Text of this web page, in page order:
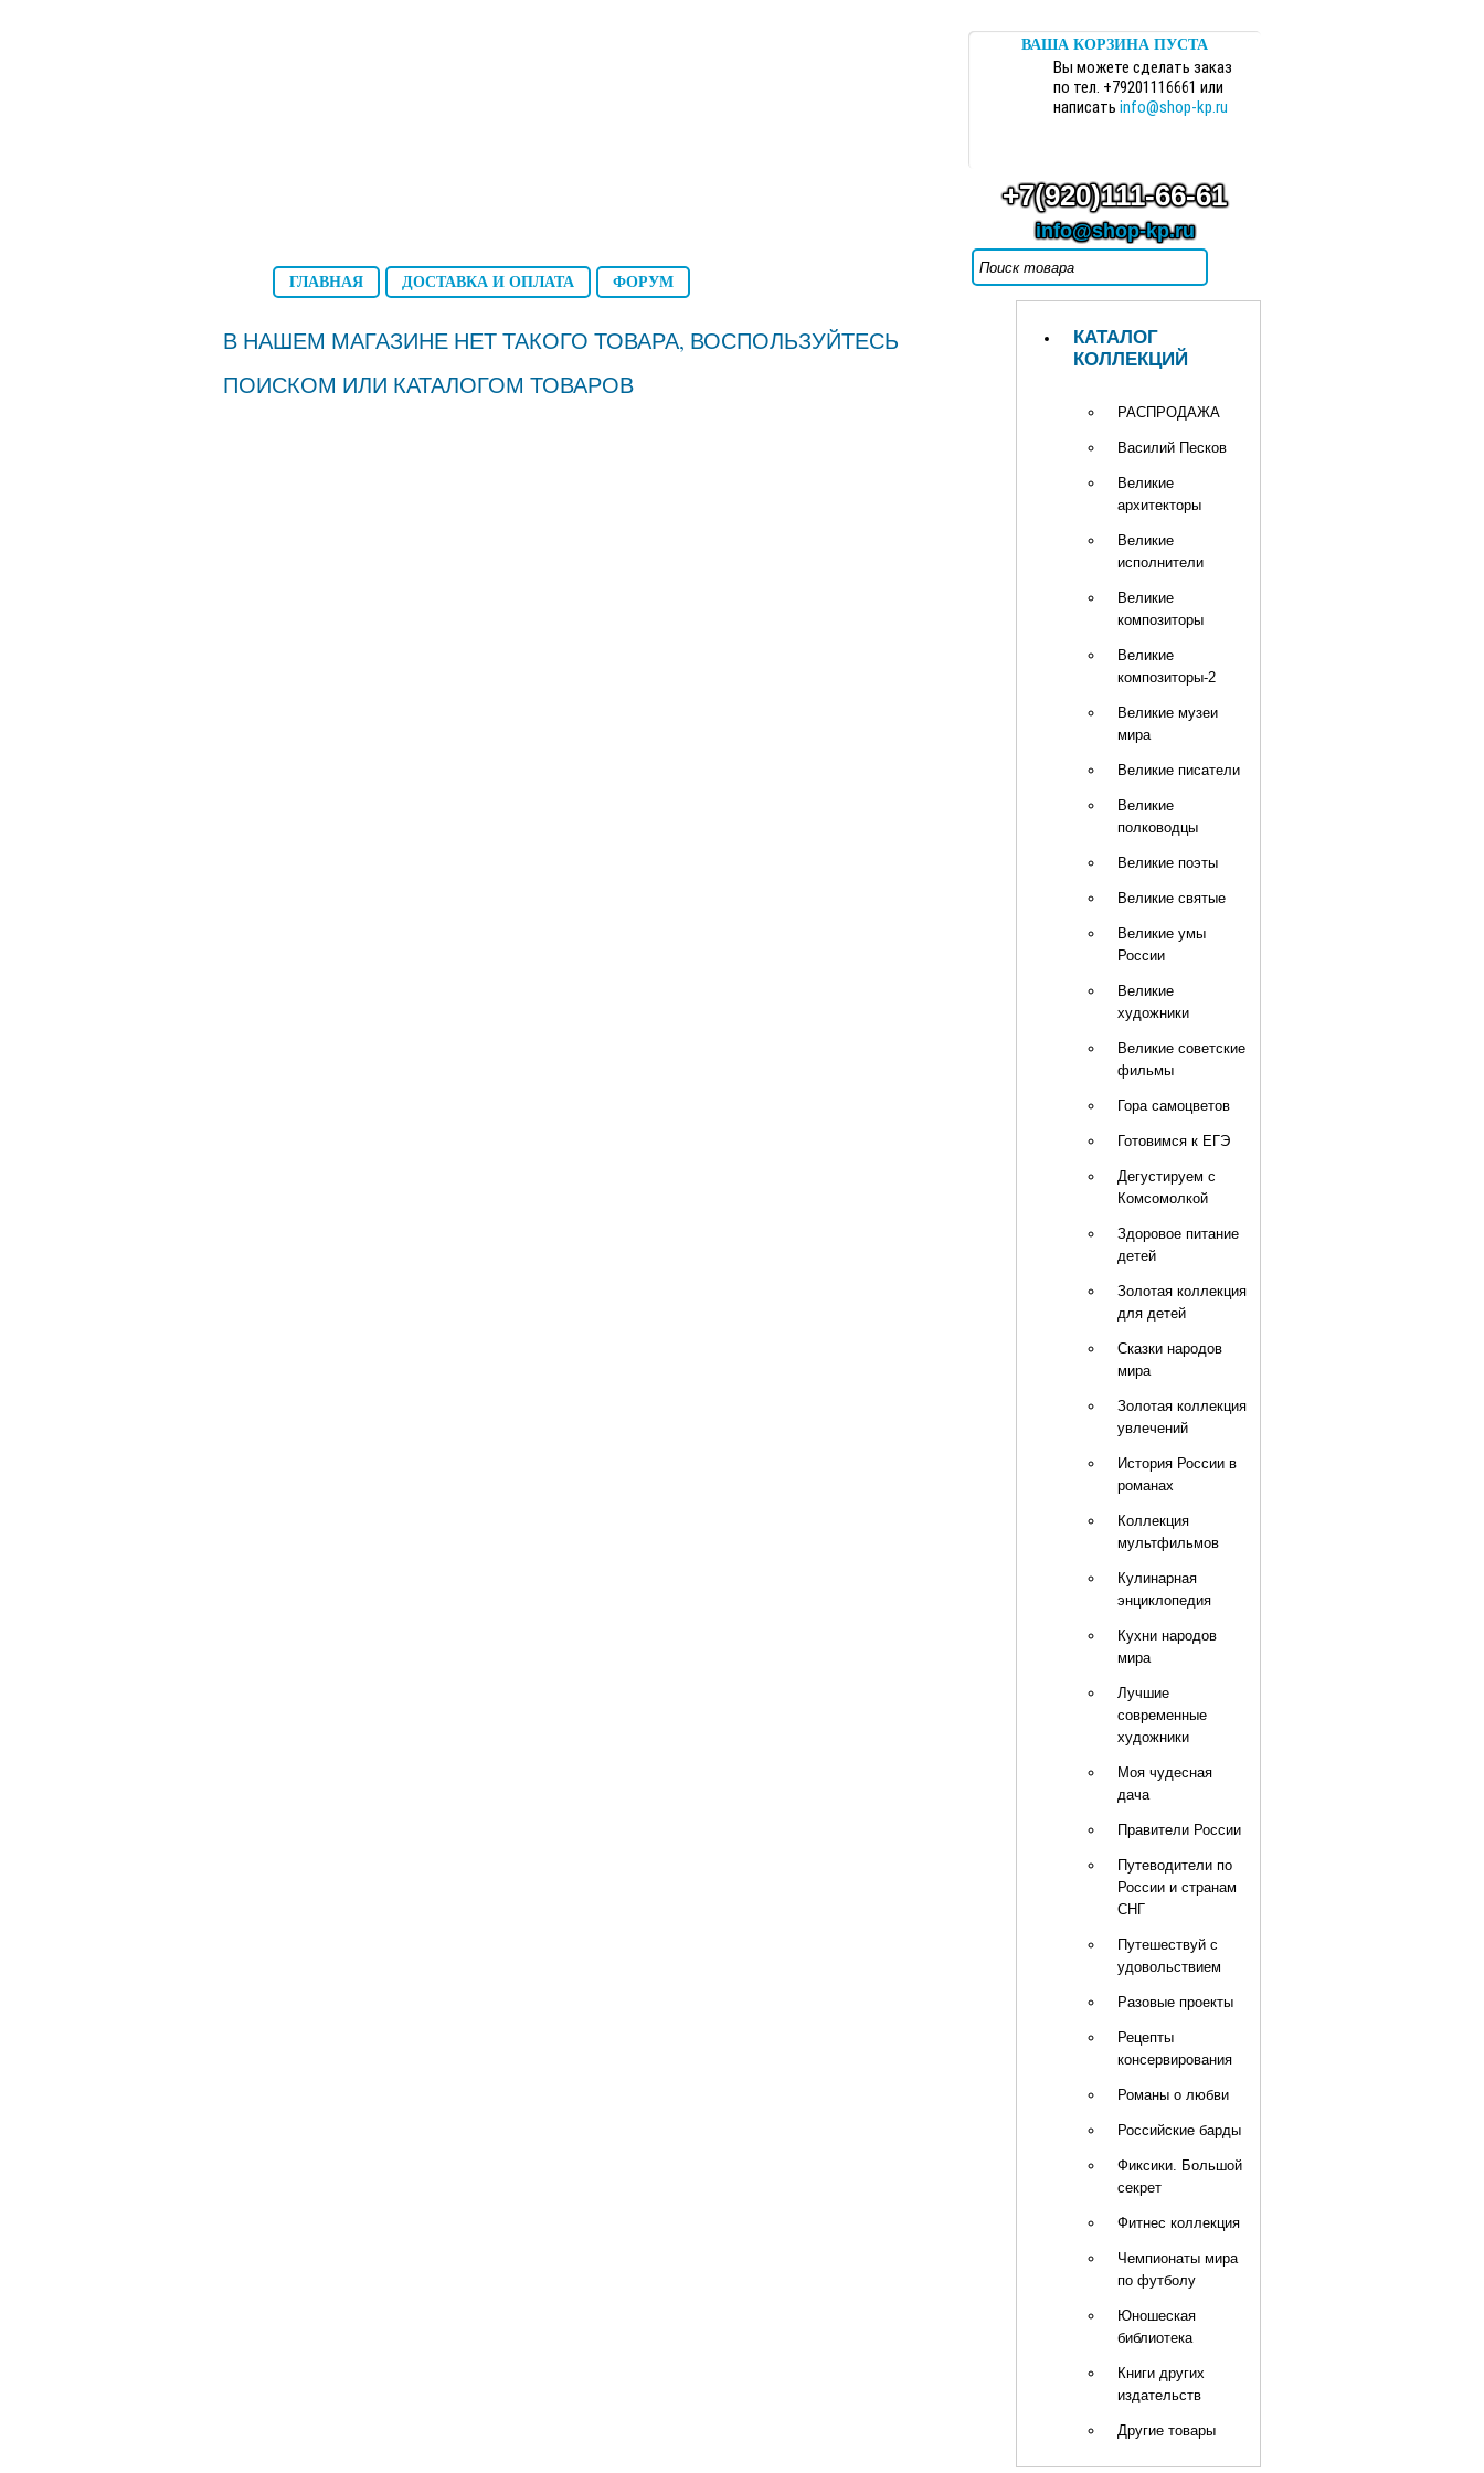
ГЛАВНАЯ ДОСТАВКА И ОПЛАТА ФОРУМ
+7(920)111-66-61
info@shop-kp.ru
КАТАЛОГ
КОЛЛЕКЦИЙ
РАСПРОДАЖА
Василий Песков
Великие
архитекторы
Великие
исполнители
Великие
композиторы
Великие
композиторы-2
Великие музеи
мира
Великие писатели
Великие
полководцы
Великие поэты
Великие святые
Великие умы
России
Великие
художники
Великие советские
фильмы
Гора самоцветов
Готовимся к ЕГЭ
Дегустируем с
Комсомолкой
Здоровое питание
детей
Золотая коллекция
для детей
Сказки народов
мира
Золотая коллекция
увлечений
История России в
романах
Коллекция
мультфильмов
Кулинарная
энциклопедия
Кухни народов
мира
Лучшие
современные
художники
Моя чудесная
дача
Правители России
Путеводители по
России и странам
СНГ
Путешествуй с
удовольствием
Разовые проекты
Рецепты
консервирования
Романы о любви
Российские барды
Фиксики. Большой
секрет
Фитнес коллекция
Чемпионаты мира
по футболу
Юношеская
библиотека
Книги других
издательств
Другие товары
ВАША КОРЗИНА ПУСТА
Вы можете сделать заказ
по тел. +79201116661 или
написать info@shop-kp.ru
В НАШЕМ МАГАЗИНЕ НЕТ ТАКОГО ТОВАРА, ВОСПОЛЬЗУЙТЕСЬ
ПОИСКОМ ИЛИ КАТАЛОГОМ ТОВАРОВ